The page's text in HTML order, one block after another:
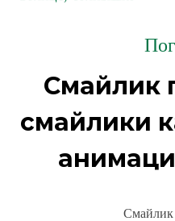
Смайлик
смайлики
Смайлик